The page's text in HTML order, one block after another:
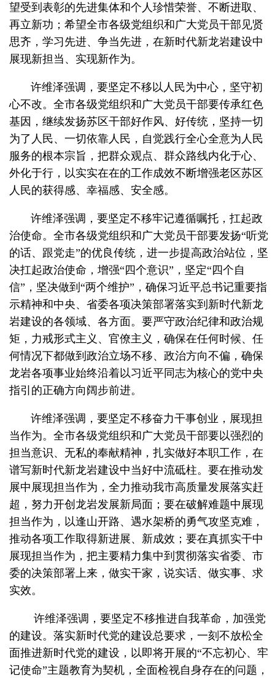
望受到表彰的先进集体和个人珍惜荣誉、不断进取、
再立新功；希望全市各级党组织和广大党员干部见贤
思齐，学习先进、争当先进，在新时代新龙岩建设中
展现新担当、实现新作为。
许维泽强调，要坚定不移以人民为中心，坚守初
心不改。全市各级党组织和广大党员干部要传承红色
基因，继续发扬苏区干部好作风、好传统，坚持一切
为了人民、一切依靠人民，自觉践行全心全意为人民
服务的根本宗旨，把群众观点、群众路线内化于心、
外化于行，以实实在在的工作成效不断增强老区苏区
人民的获得感、幸福感、安全感。
许维泽强调，要坚定不移牢记遵循嘱托，扛起政
治使命。全市各级党组织和广大党员干部要发扬“听党
的话、跟党走”的优良传统，进一步提高政治站位，坚
决扛起政治使命，增强“四个意识”，坚定“四个自
信”，坚决做到“两个维护”，确保习近平总书记重要指
示精神和中央、省委各项决策部署落实到新时代新龙
岩建设的各领域、各方面。要严守政治纪律和政治规
矩，力戒形式主义、官僚主义，确保在任何时候、任
何情况下都做到政治立场不移、政治方向不偏，确保
龙岩各项事业始终沿着以习近平同志为核心的党中央
指引的正确方向阔步前进。
许维泽强调，要坚定不移奋力干事创业，展现担
当作为。全市各级党组织和广大党员干部要以强烈的
担当意识、无私的奉献精神，扎实做好本职工作，在
谱写新时代新龙岩建设中当好中流砥柱。要在推动发
展中展现担当作为，全力推动我市高质量发展落实赶
超，努力开创龙岩发展新局面；要在破解难题中展现
担当作为，以逢山开路、遇水架桥的勇气攻坚克难，
推动各项工作取得新进展、新成效；要在真抓实干中
展现担当作为，把主要精力集中到贯彻落实省委、市
委的决策部署上来，做实干家，说实话、做实事、求
实效。
许维泽强调，要坚定不移推进自我革命，加强党
的建设。落实新时代党的建设总要求，一刻不放松全
面推进新时代党的建设，以即将开展的“不忘初心、牢
记使命”主题教育为契机，全面检视自身存在的问题，